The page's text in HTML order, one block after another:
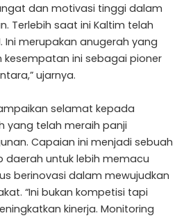
dan motivasi tinggi dalam
Terlebih saat ini Kaltim telah
Ini merupakan anugerah yang
kesempatan ini sebagai pioner
ujarnya.
selamat kepada
yang telah meraih panji
Capaian ini menjadi sebuah
untuk lebih memacu
berinovasi dalam mewujudkan
“Ini bukan kompetisi tapi
kinerja. Monitoring